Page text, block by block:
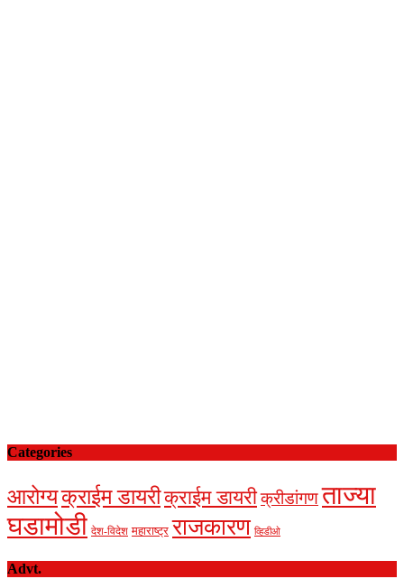
Categories
आरोग्यक्राईम डायरीक्राईम डायरीक्रीडांगणताज्या
घडामोडी देश-विदेश महाराष्ट्र राजकारण व्हिडीओ
Advt.